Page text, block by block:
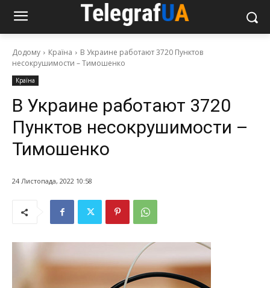
Додому Країна
В Украине работают 3720 Пунктов
несокрушимости – Тимошенко
Країна
В Украине работают 3720
Пунктов несокрушимости –
Тимошенко
24 Листопада, 2022 10:58